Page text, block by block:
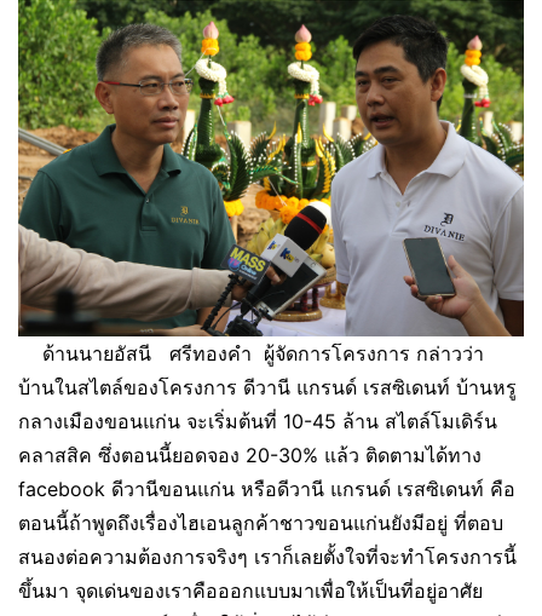
ด้านนายอัสนี ศรีทองคำ ผู้จัดการโครงการ กล่าวว่า
บ้านในสไตล์ของโครงการ ดีวานี แกรนด์ เรสซิเดนท์ บ้านหรู
กลางเมืองขอนแก่น จะเริ่มต้นที่ 10-45 ล้าน สไตล์โมเดิร์น
คลาสสิค ซึ่งตอนนี้ยอดจอง 20-30% แล้ว ติดตามได้ทาง
facebook ดีวานีขอนแก่น หรือดีวานี แกรนด์ เรสซิเดนท์ คือ
ตอนนี้ถ้าพูดถึงเรื่องไฮเอนลูกค้าชาวขอนแก่นยังมีอยู่ ที่ตอบ
สนองต่อความต้องการจริงๆ เราก็เลยตั้งใจที่จะทำโครงการนี้
ขึ้นมา จุดเด่นของเราคือออกแบบมาเพื่อให้เป็นที่อยู่อาศัย